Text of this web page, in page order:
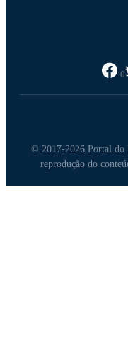
0
© 2017-2026 Portal do
reprodução do